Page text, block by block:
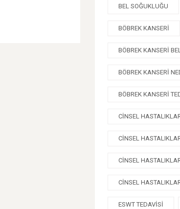
BEL SOĞUKLUĞU
BÖBREK KANSERI
BÖBREK KANSERI
BÖBREK KANSERI
BÖBREK KANSERI
CINSEL
CINSEL
CINSEL
CINSEL
ESWT TEDAVISI